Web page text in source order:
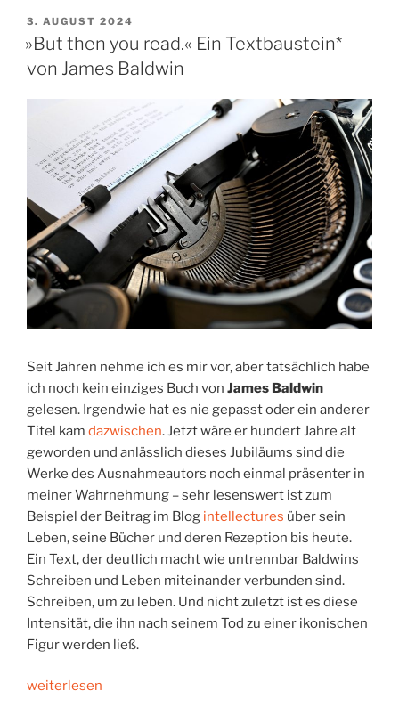
VERÖFFENTLICHT
AM
3. AUGUST 2024
»But then you read.« Ein Textbaustein*
von James Baldwin
Seit Jahren nehme ich es mir vor, aber tatsächlich habe
ich noch kein einziges Buch von James Baldwin
gelesen. Irgendwie hat es nie gepasst oder ein anderer
Titel kam dazwischen. Jetzt wäre er hundert Jahre alt
geworden und anlässlich dieses Jubiläums sind die
Werke des Ausnahmeautors noch einmal präsenter in
meiner Wahrnehmung – sehr lesenswert ist zum
Beispiel der Beitrag im Blog intellectures über sein
Leben, seine Bücher und deren Rezeption bis heute.
Ein Text, der deutlich macht wie untrennbar Baldwins
Schreiben und Leben miteinander verbunden sind.
Schreiben, um zu leben. Und nicht zuletzt ist es diese
Intensität, die ihn nach seinem Tod zu einer ikonischen
Figur werden ließ.
„»But
weiterlesen